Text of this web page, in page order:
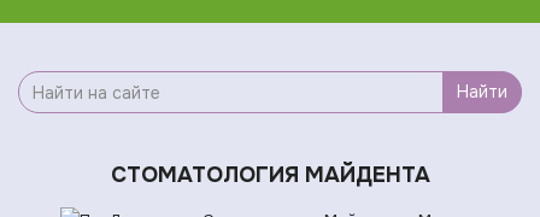
Найти
СТОМАТОЛОГИЯ МАЙДЕНТА